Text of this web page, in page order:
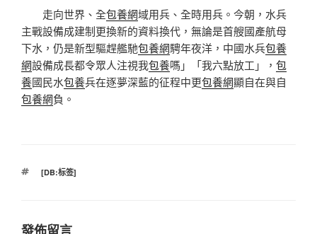
走向世界、全包養網域用兵、全時用兵。今朝，水兵
主戰設備成建制更換新的資料換代，無論是首艘國產航母
下水，仍是新型驅趕艦馳包養網騁年夜洋，中國水兵包養
網設備成長都令眾人注視我包養嗎」「我六點放工」， 包
養國民水包養兵在逐夢深藍的征程中更包養網顯自在與自
包養網負。
標
[DB:标签]